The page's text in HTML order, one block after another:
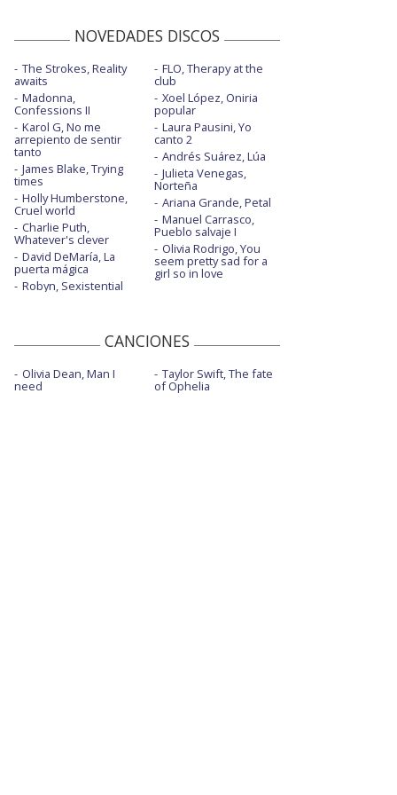
NOVEDADES DISCOS
The Strokes, Reality
awaits
Madonna,
Confessions II
Karol G, No me
arrepiento de sentir
tanto
James Blake, Trying
times
Holly Humberstone,
Cruel world
Charlie Puth,
Whatever's clever
David DeMaría, La
puerta mágica
Robyn, Sexistential
FLO, Therapy at the
club
Xoel López, Oniria
popular
Laura Pausini, Yo
canto 2
Andrés Suárez, Lúa
Julieta Venegas,
Norteña
Ariana Grande, Petal
Manuel Carrasco,
Pueblo salvaje I
Olivia Rodrigo, You
seem pretty sad for a
girl so in love
CANCIONES
Olivia Dean, Man I
need
Taylor Swift, The fate
of Ophelia